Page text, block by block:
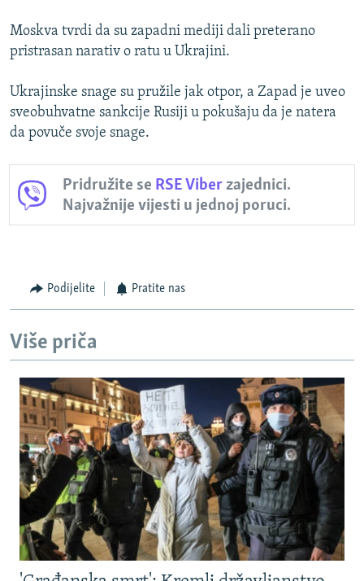
Moskva tvrdi da su zapadni mediji dali preterano
pristrasan narativ o ratu u Ukrajini.
Ukrajinske snage su pružile jak otpor, a Zapad je uveo
sveobuhvatne sankcije Rusiji u pokušaju da je natera
da povuče svoje snage.
Pridružite se RSE Viberzajednici.
Najvažnije vijesti u jednoj poruci.
Podijelite Pratite nas
Više priča